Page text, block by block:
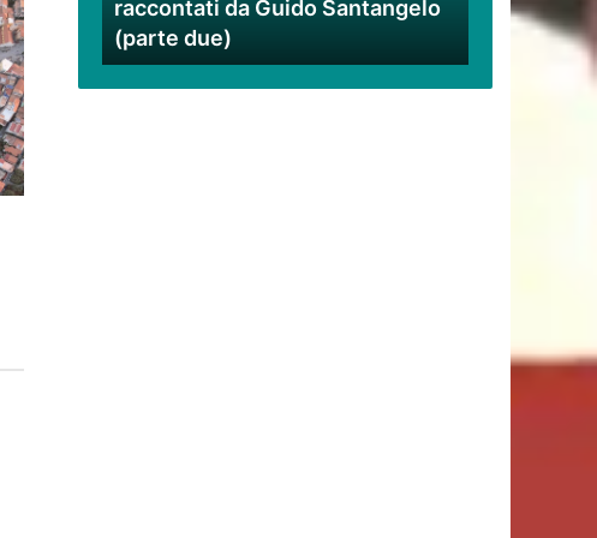
Santangelo
(parte
due)
raccontati da Guido Santangelo
(parte due)